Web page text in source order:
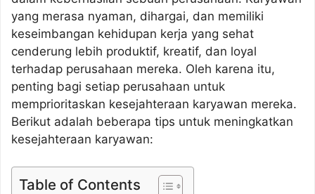
yang merasa nyaman, dihargai, dan memiliki
keseimbangan kehidupan kerja yang sehat
cenderung lebih produktif, kreatif, dan loyal
terhadap perusahaan mereka. Oleh karena itu,
penting bagi setiap perusahaan untuk
memprioritaskan kesejahteraan karyawan mereka.
Berikut adalah beberapa tips untuk meningkatkan
kesejahteraan karyawan:
Table of Contents